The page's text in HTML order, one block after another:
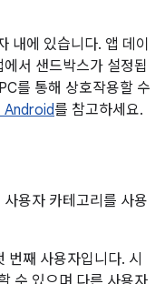
내에 있습니다. 앱 데이
서 샌드박스가 설정됩
를 통해 상호작용할 수
Android를 참고하세요.
용자 카테고리를 사용
번째 사용자입니다. 시